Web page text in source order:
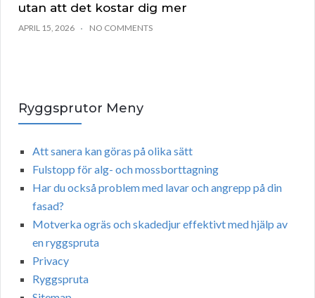
utan att det kostar dig mer
APRIL 15, 2026 NO COMMENTS
Ryggsprutor Meny
Att sanera kan göras på olika sätt
Fulstopp för alg- och mossborttagning
Har du också problem med lavar och angrepp på din
fasad?
Motverka ogräs och skadedjur effektivt med hjälp av
en ryggspruta
Privacy
Ryggspruta